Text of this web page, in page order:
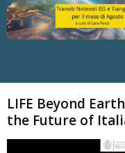
LIFE Beyond
the Future of